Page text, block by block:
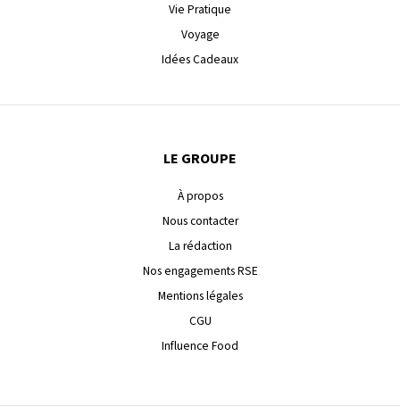
Vie Pratique
Voyage
Idées Cadeaux
LE GROUPE
À propos
Nous contacter
La rédaction
Nos engagements RSE
Mentions légales
CGU
Influence Food